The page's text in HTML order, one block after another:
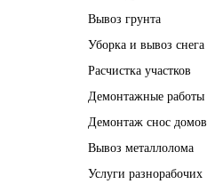
Вывоз грунта
Уборка и вывоз снега
Расчистка участков
Демонтажные работы
Демонтаж снос домов
Вывоз металлолома
Услуги разнорабочих